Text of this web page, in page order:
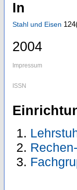
In
Stahl und Eisen 124
2004
Impressum
ISSN